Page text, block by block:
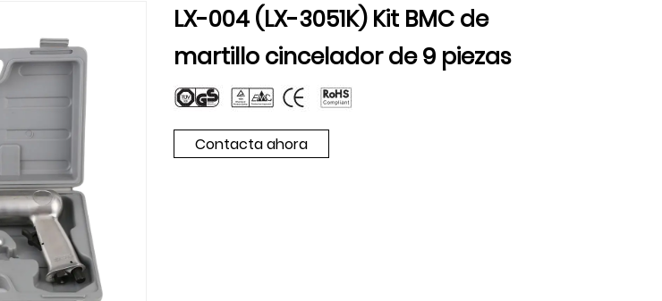
LX-004 (LX-3051K) Kit BMC de
martillo cincelador de 9 piezas
Contacta ahora